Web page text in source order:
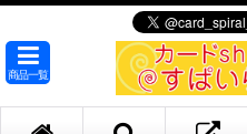
商品一覧